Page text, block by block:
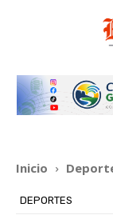
Inicio
DEPORTES